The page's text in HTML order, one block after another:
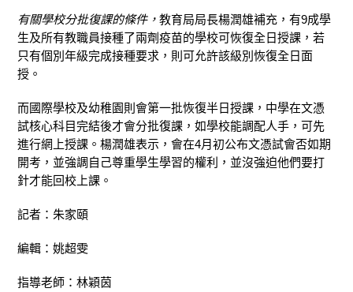
有關學校分批復課的條件， 教育局局長楊潤雄補充，有9成學
生及所有教職員接種了兩劑疫苗的學校可恢復全日授課，若
只有個別年級完成接種要求，則可允許該級別恢復全日面
授。
而國際學校及幼稚園則會第一批恢復半日授課，中學在文憑
試核心科目完結後才會分批復課，如學校能調配人手，可先
進行網上授課。楊潤雄表示，會在4月初公布文憑試會否如期
開考，並強調自己尊重學生學習的權利，並沒強迫他們要打
針才能回校上課。
記者：朱家頤
編輯：姚超雯
指導老師：林穎茵